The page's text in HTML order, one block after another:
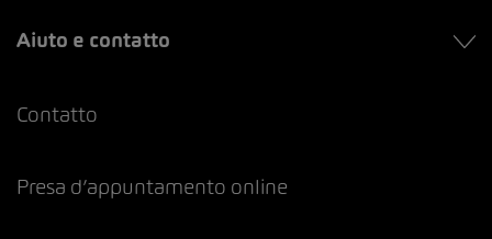
Aiuto e contatto
Contatto
Presa d’appuntamento online